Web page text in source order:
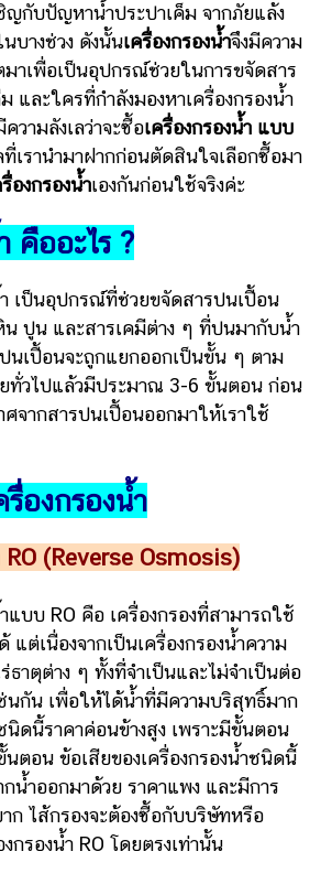
ญกับปัญหาน้ำประปาเค็ม จากภัยแล้ง
บางช่วง ดังนั้นเครื่องกรองน้ำจึงมีความ
มาเพื่อเป็นอุปกรณ์ช่วยในการขจัดสาร
และใครที่กำลังมองหาเครื่องกรองน้ำ
วามลังเลว่าจะซื้อเครื่องกรองน้ำ แบบ
เรานำมาฝากก่อนตัดสินใจเลือกซื้อมา
องกรองน้ำเองกันก่อนใช้จริงค่ะ
คืออะไร ?
นอุปกรณ์ที่ช่วยขจัดสารปนเปื้อน
น ปูน และสารเคมีต่าง ๆ ที่ปนมากับน้ำ
นเปื้อนจะถูกแยกออกเป็นขั้น ๆ ตาม
ทั่วไปแล้วมีประมาณ 3-6 ขั้นตอน ก่อน
จากสารปนเปื้อนออกมาให้เราใช้
รื่องกรองน้ำ
RO (Reverse Osmosis)
RO คือ เครื่องกรองที่สามารถใช้
แต่เนื่องจากเป็นเครื่องกรองน้ำความ
ธาตุต่าง ๆ ทั้งที่จำเป็นและไม่จำเป็นต่อ
นกัน เพื่อให้ได้น้ำที่มีความบริสุทธิ์มาก
นิดนี้ราคาค่อนข้างสูง เพราะมีขั้นตอน
นตอน ข้อเสียของเครื่องกรองน้ำชนิดนี้
กน้ำออกมาด้วย ราคาแพง และมีการ
ก ไส้กรองจะต้องซื้อกับบริษัทหรือ
กรองน้ำ RO โดยตรงเท่านั้น